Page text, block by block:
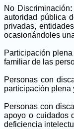
No Discriminación:
autoridad pública
privadas,
ocasionándoles
Participación
familiar de las
Personas con
participación plena
Personas con
apoyo o cuidados
deficiencia